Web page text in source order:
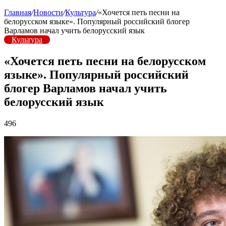
Главная/Новости/Культура/«Хочется петь песни на
белорусском языке». Популярный российский блогер
Варламов начал учить белорусский язык
Культура
«Хочется петь песни на белорусском
языке». Популярный российский
блогер Варламов начал учить
белорусский язык
496